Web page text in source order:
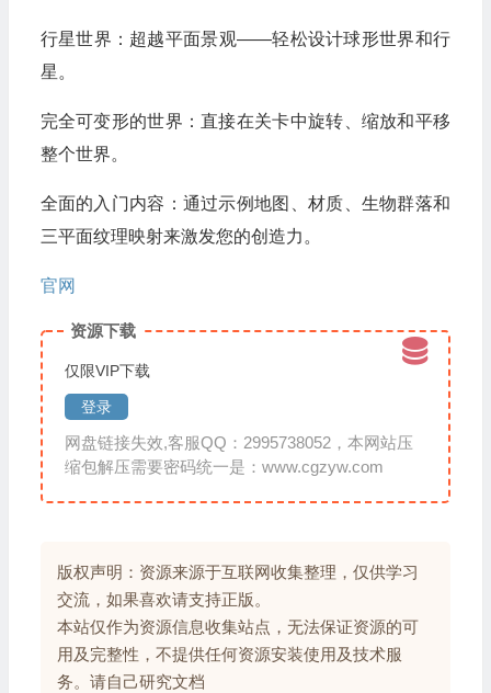
行星世界：超越平面景观——轻松设计球形世界和行
星。
完全可变形的世界：直接在关卡中旋转、缩放和平移
整个世界。
全面的入门内容：通过示例地图、材质、生物群落和
三平面纹理映射来激发您的创造力。
官网
资源下载
仅限VIP下载
登录
网盘链接失效,客服QQ：2995738052，本网站压
缩包解压需要密码统一是：www.cgzyw.com
版权声明：资源来源于互联网收集整理，仅供学习
交流，如果喜欢请支持正版。
本站仅作为资源信息收集站点，无法保证资源的可
用及完整性，不提供任何资源安装使用及技术服
务。请自己研究文档